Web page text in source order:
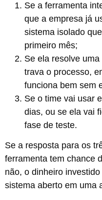
Se a ferramenta
que a empresa já
sistema isolado
primeiro mês;
Se ela resolve
trava o processo,
funciona bem sem
Se o time vai usar
dias, ou se ela vai
fase de teste.
Se a resposta para os
ferramenta tem chance
não, o dinheiro
sistema aberto em uma